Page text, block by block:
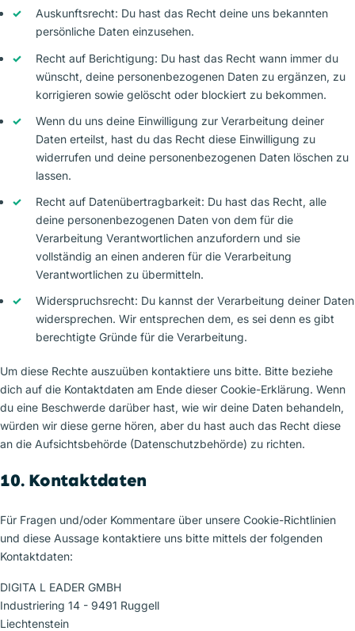
Auskunftsrecht: Du hast das Recht deine uns bekannten
persönliche Daten einzusehen.
Recht auf Berichtigung: Du hast das Recht wann immer du
wünscht, deine personenbezogenen Daten zu ergänzen, zu
korrigieren sowie gelöscht oder blockiert zu bekommen.
Wenn du uns deine Einwilligung zur Verarbeitung deiner
Daten erteilst, hast du das Recht diese Einwilligung zu
widerrufen und deine personenbezogenen Daten löschen zu
lassen.
Recht auf Datenübertragbarkeit: Du hast das Recht, alle
deine personenbezogenen Daten von dem für die
Verarbeitung Verantwortlichen anzufordern und sie
vollständig an einen anderen für die Verarbeitung
Verantwortlichen zu übermitteln.
Widerspruchsrecht: Du kannst der Verarbeitung deiner Daten
widersprechen. Wir entsprechen dem, es sei denn es gibt
berechtigte Gründe für die Verarbeitung.
Um diese Rechte auszuüben kontaktiere uns bitte. Bitte beziehe
dich auf die Kontaktdaten am Ende dieser Cookie-Erklärung. Wenn
du eine Beschwerde darüber hast, wie wir deine Daten behandeln,
würden wir diese gerne hören, aber du hast auch das Recht diese
an die Aufsichtsbehörde (Datenschutzbehörde) zu richten.
10. Kontaktdaten
Für Fragen und/oder Kommentare über unsere Cookie-Richtlinien
und diese Aussage kontaktiere uns bitte mittels der folgenden
Kontaktdaten:
DIGITA L EADER GMBH
Industriering 14 - 9491 Ruggell
Liechtenstein